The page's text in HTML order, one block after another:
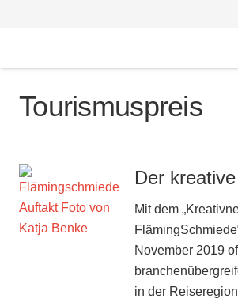
Tourismuspreis
Der
Mit dem
November 2019
in der